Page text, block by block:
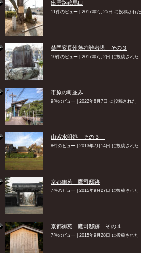
出雲路鞍馬口
11件のビュー 2017年2月25日 に投稿された
禁門変長州藩殉難者塔 その３
10件のビュー 2017年7月2日 に投稿された
市原の町並み
9件のビュー 2022年8月7日 に投稿された
山紫水明処 その３
8件のビュー 2013年7月14日 に投稿された
京都御苑 鷹司邸跡
7件のビュー 2015年9月27日 に投稿された
京都御苑 鷹司邸跡 その４
7件のビュー 2015年9月28日 に投稿された